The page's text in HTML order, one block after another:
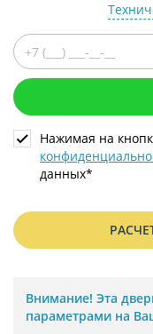
Нажимая на
данных*
Внимание! Эта
параметрами на